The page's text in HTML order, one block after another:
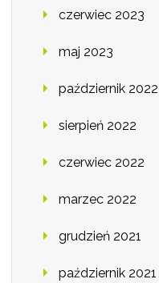
czerwiec 2023
maj 2023
październik 2022
sierpień 2022
czerwiec 2022
marzec 2022
grudzień 2021
październik 2021